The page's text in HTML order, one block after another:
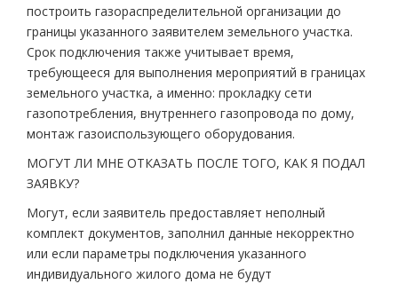
построить газораспределительной организации до
границы указанного заявителем земельного участка.
Срок подключения также учитывает время,
требующееся для выполнения мероприятий в границах
земельного участка, а именно: прокладку сети
газопотребления, внутреннего газопровода по дому,
монтаж газоиспользующего оборудования.
МОГУТ ЛИ МНЕ ОТКАЗАТЬ ПОСЛЕ ТОГО, КАК Я ПОДАЛ
ЗАЯВКУ?
Могут, если заявитель предоставляет неполный
комплект документов, заполнил данные некорректно
или если параметры подключения указанного
индивидуального жилого дома не будут